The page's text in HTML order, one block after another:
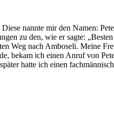
nannte mir den Namen:
zu den, wie er sagte:
Weg nach Amboseli. Meine
bekam ich einen Anruf von
hatte ich einen